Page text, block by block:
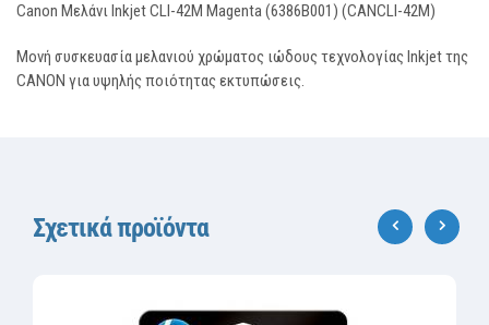
Canon Μελάνι Inkjet CLI-42M Magenta (6386B001) (CANCLI-42M)
Μονή συσκευασία μελανιού χρώματος ιώδους τεχνολογίας Inkjet της
CANON για υψηλής ποιότητας εκτυπώσεις.
Σχετικά προϊόντα